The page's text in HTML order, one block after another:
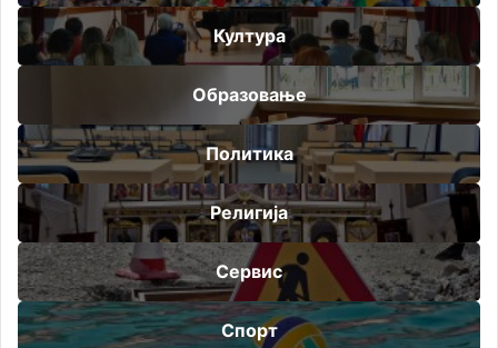
Култура
Образовање
Политика
Религија
Сервис
Спорт